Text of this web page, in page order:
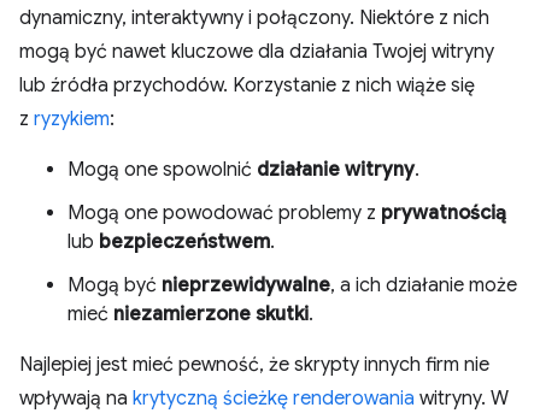
dynamiczny, interaktywny i połączony. Niektóre z nich
mogą być nawet kluczowe dla działania Twojej witryny
lub źródła przychodów. Korzystanie z nich wiąże się
z ryzykiem:
Mogą one spowolnić działanie witryny.
Mogą one powodować problemy z prywatnością
lub bezpieczeństwem.
Mogą być nieprzewidywalne, a ich działanie może
mieć niezamierzone skutki.
Najlepiej jest mieć pewność, że skrypty innych firm nie
wpływają na krytyczną ścieżkę renderowania witryny. W